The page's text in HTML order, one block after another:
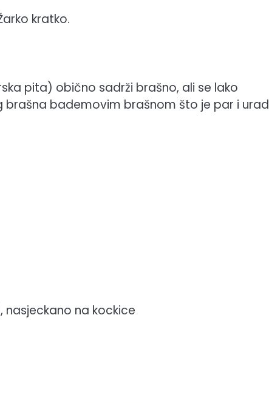
kratko.
pita) obično sadrži brašno, ali se lako
bademovim brašnom što je par i
nasjeckano na kockice